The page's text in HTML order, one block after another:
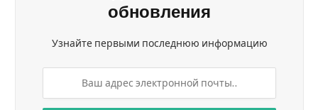
обновления
Узнайте первыми последнюю информацию